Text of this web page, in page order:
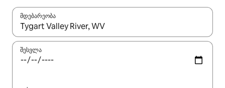
მდებარეობა
როცა შედეგები ხელმისაწვდომი გახდება, ნავიგაციისთვის
შესვლა